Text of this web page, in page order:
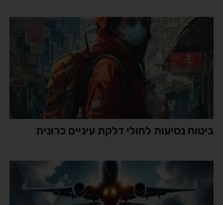
ביטוח נסיעות לחולי דלקת עיניים כרונית